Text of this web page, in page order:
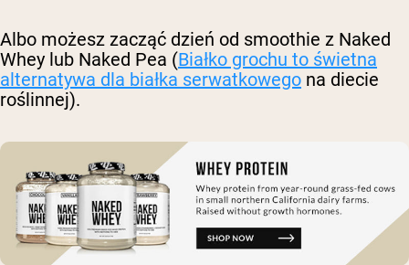
Albo możesz zacząć dzień od smoothie z Naked
Whey lub Naked Pea (Białko grochu to świetna
alternatywa dla białka serwatkowego na diecie
roślinnej).